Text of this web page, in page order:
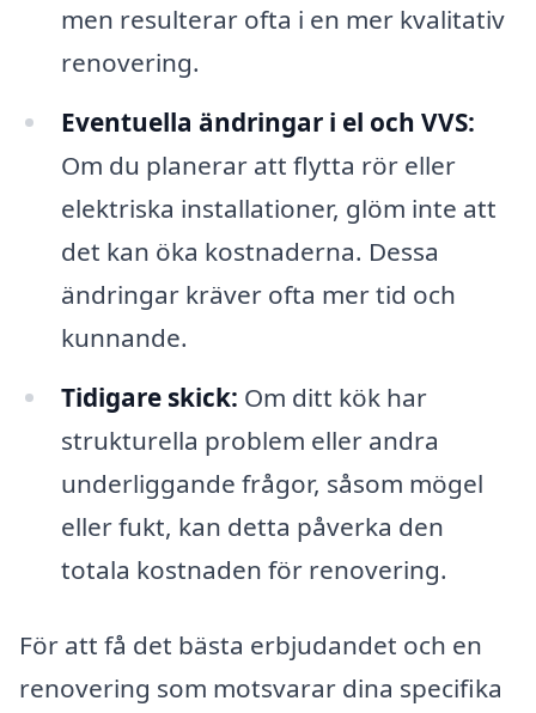
men resulterar ofta i en mer kvalitativ
renovering.
Eventuella ändringar i el och VVS:
Om du planerar att flytta rör eller
elektriska installationer, glöm inte att
det kan öka kostnaderna. Dessa
ändringar kräver ofta mer tid och
kunnande.
Tidigare skick: Om ditt kök har
strukturella problem eller andra
underliggande frågor, såsom mögel
eller fukt, kan detta påverka den
totala kostnaden för renovering.
För att få det bästa erbjudandet och en
renovering som motsvarar dina specifika